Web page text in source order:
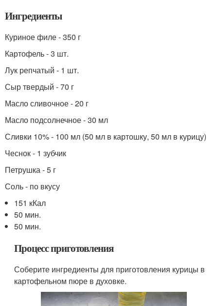
Ингредиенты
Куриное филе - 350 г
Картофель - 3 шт.
Лук репчатый - 1 шт.
Сыр твердый - 70 г
Масло сливочное - 20 г
Масло подсолнечное - 30 мл
Сливки 10% - 100 мл (50 мл в картошку, 50 мл в курицу)
Чеснок - 1 зубчик
Петрушка - 5 г
Соль - по вкусу
151 кКал
50 мин.
50 мин.
Процесс приготовления
Соберите ингредиенты для приготовления курицы в
картофельном пюре в духовке.